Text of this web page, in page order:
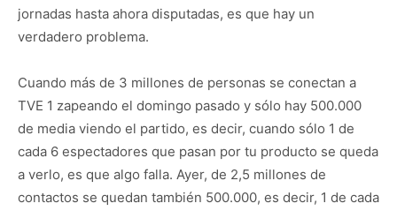
jornadas hasta ahora disputadas, es que hay un
verdadero problema.
Cuando más de 3 millones de personas se conectan a
TVE 1 zapeando el domingo pasado y sólo hay 500.000
de media viendo el partido, es decir, cuando sólo 1 de
cada 6 espectadores que pasan por tu producto se queda
a verlo, es que algo falla. Ayer, de 2,5 millones de
contactos se quedan también 500.000, es decir, 1 de cada